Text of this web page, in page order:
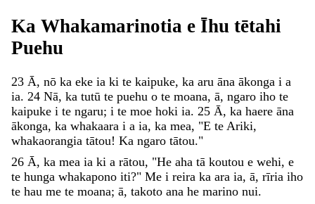
Ka Whakamarinotia e Īhu tētahi
Puehu
23 Ā, nō ka eke ia ki te kaipuke, ka aru āna ākonga i a
ia. 24 Nā, ka tutū te puehu o te moana, ā, ngaro iho te
kaipuke i te ngaru; i te moe hoki ia. 25 Ā, ka haere āna
ākonga, ka whakaara i a ia, ka mea, "E te Ariki,
whakaorangia tātou! Ka ngaro tātou."
26 Ā, ka mea ia ki a rātou, "He aha tā koutou e wehi, e
te hunga whakapono iti?" Me i reira ka ara ia, ā, rīria iho
te hau me te moana; ā, takoto ana he marino nui.